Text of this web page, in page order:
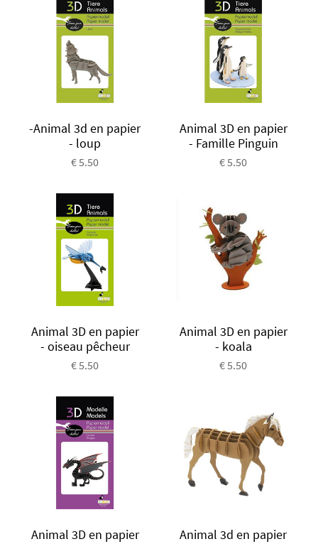
-Animal 3d en papier
- loup
€ 5.50
Animal 3D en papier
- Famille Pinguin
€ 5.50
Animal 3D en papier
- oiseau pêcheur
€ 5.50
Animal 3D en papier
- koala
€ 5.50
Animal 3D en papier
Animal 3d en papier